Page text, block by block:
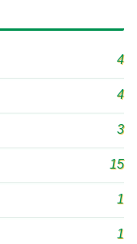
4
4
3
15
1
1